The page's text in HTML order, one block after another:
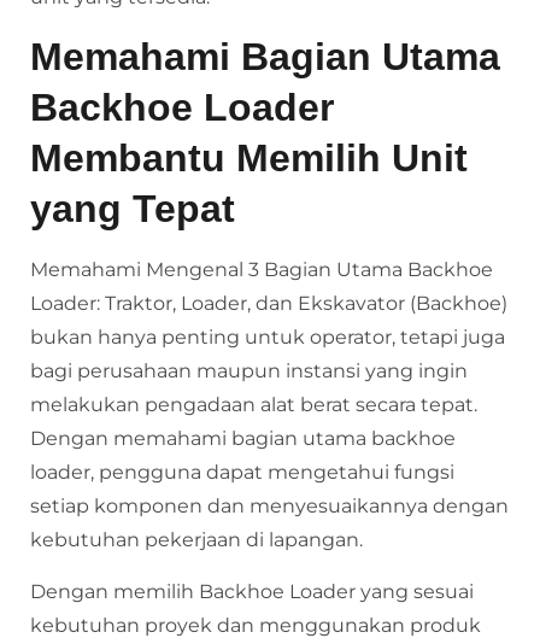
Memahami Bagian Utama
Backhoe Loader
Membantu Memilih Unit
yang Tepat
Memahami Mengenal 3 Bagian Utama Backhoe
Loader: Traktor, Loader, dan Ekskavator (Backhoe)
bukan hanya penting untuk operator, tetapi juga
bagi perusahaan maupun instansi yang ingin
melakukan pengadaan alat berat secara tepat.
Dengan memahami bagian utama backhoe
loader, pengguna dapat mengetahui fungsi
setiap komponen dan menyesuaikannya dengan
kebutuhan pekerjaan di lapangan.
Dengan memilih Backhoe Loader yang sesuai
kebutuhan proyek dan menggunakan produk